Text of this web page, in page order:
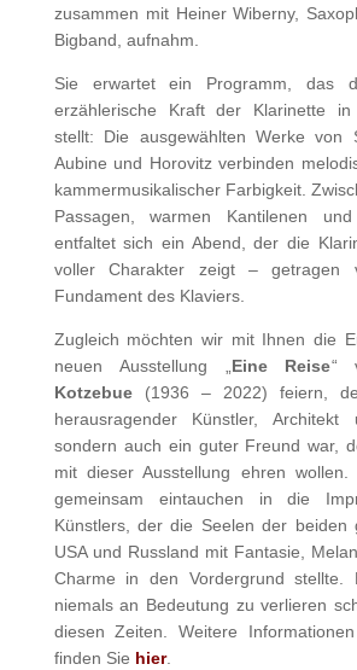
zusammen mit Heiner Wiberny,
Bigband, aufnahm.
Sie erwartet ein Programm, das
erzählerische Kraft der Klarinette
stellt: Die ausgewählten Werke von
Aubine und Horovitz verbinden
kammermusikalischer Farbigkeit.
Passagen, warmen Kantilenen
entfaltet sich ein Abend, der die
voller Charakter zeigt – getragen
Fundament des Klaviers.
Zugleich möchten wir mit Ihnen die
neuen Ausstellung „ Eine Reise“
Kotzebue(1936 – 2022) feiern,
herausragender Künstler, Architekt
sondern auch ein guter Freund war,
mit dieser Ausstellung ehren
gemeinsam eintauchen in die
Künstlers, der die Seelen der beiden
USA und Russland mit Fantasie,
Charme in den Vordergrund stellte.
niemals an Bedeutung zu verlieren
diesen Zeiten. Weitere
finden Sie hier.